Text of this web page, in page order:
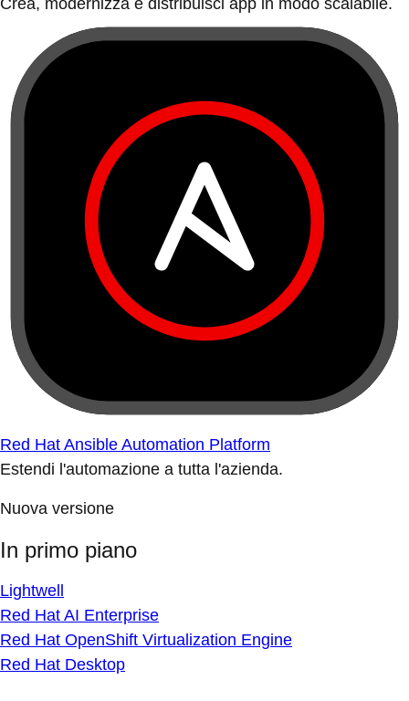
Crea, modernizza e distribuisci app in modo scalabile.
Red Hat Ansible Automation Platform
Estendi l'automazione a tutta l'azienda.
Nuova versione
In primo piano
Lightwell
Red Hat AI Enterprise
Red Hat OpenShift Virtualization Engine
Red Hat Desktop